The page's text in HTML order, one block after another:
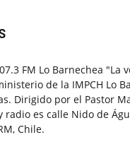
FM Lo Barnechea "La
de la IMPCH Lo
Dirigido por el Pastor
es calle Nido de
Chile.